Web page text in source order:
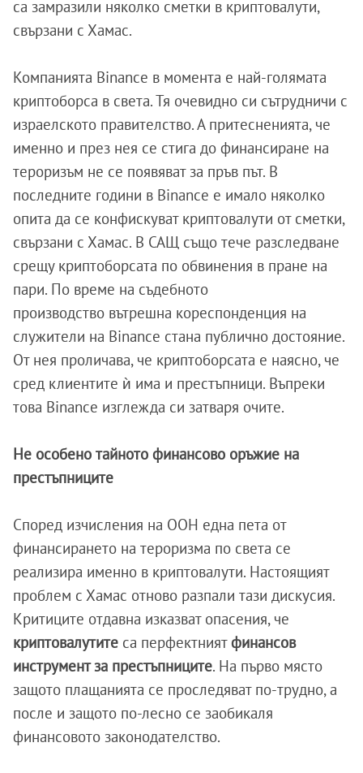
са замразили няколко сметки в криптовалути,
свързани с Хамас.
Компанията Binance в момента е най-голямата
криптоборса в света. Тя очевидно си сътрудничи с
израелското правителство. А притесненията, че
именно и през нея се стига до финансиране на
тероризъм не се появяват за пръв път. В
последните години в Binance е имало няколко
опита да се конфискуват криптовалути от сметки,
свързани с Хамас. В САЩ също тече разследване
срещу криптоборсата по обвинения в пране на
пари. По време на съдебното
производство вътрешна кореспонденция на
служители на Binance стана публично достояние.
От нея проличава, че криптоборсата е наясно, че
сред клиентите ѝ има и престъпници. Въпреки
това Binance изглежда си затваря очите.
Не особено тайното финансово оръжие на
престъпниците
Според изчисления на ООН една пета от
финансирането на тероризма по света се
реализира именно в криптовалути. Настоящият
проблем с Хамас отново разпали тази дискусия.
Критиците отдавна изказват опасения, че
криптовалутите са перфектниятфинансов
инструмент за престъпниците. На първо място
защото плащанията се проследяват по-трудно, а
после и защото по-лесно се заобикаля
финансовото законодателство.